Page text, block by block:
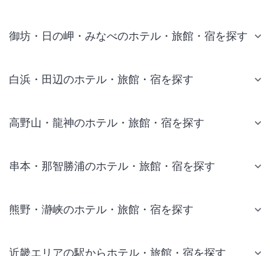
御坊・日の岬・みなべのホテル・旅館・宿を探す
白浜・田辺のホテル・旅館・宿を探す
高野山・龍神のホテル・旅館・宿を探す
串本・那智勝浦のホテル・旅館・宿を探す
熊野・瀞峡のホテル・旅館・宿を探す
近畿エリアの駅からホテル・旅館・宿を探す